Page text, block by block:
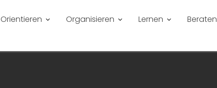
Orientieren Organisieren Lernen Beraten